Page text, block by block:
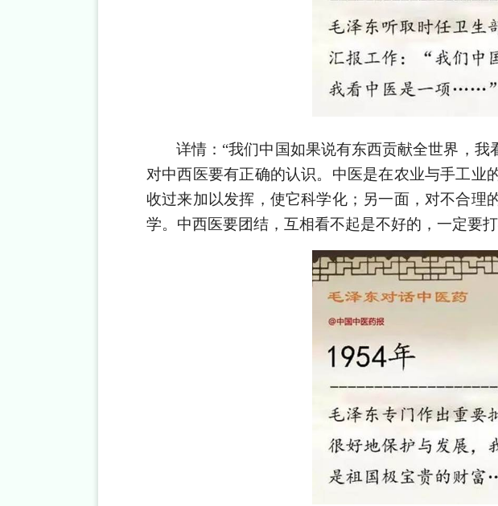
详情： “我们中国如果说有东西贡献全世界，我
对中西医要有正确的认识。中医是在农业与手工业
收过来加以发挥，使它科学化；另一面，对不合理
学。中西医要团结，互相看不起是不好的，一定要